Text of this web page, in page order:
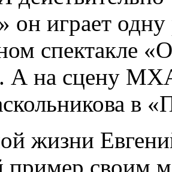
играет одну
спектакле
А на сцену
в
жизни
пример своим